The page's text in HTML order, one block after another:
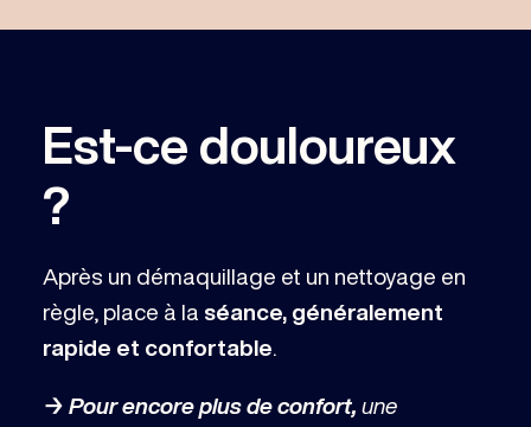
Est-ce douloureux
?
Après un démaquillage et un nettoyage en
règle, place à la séance, généralement
rapide et confortable
→ Pour encore plus de confort, une